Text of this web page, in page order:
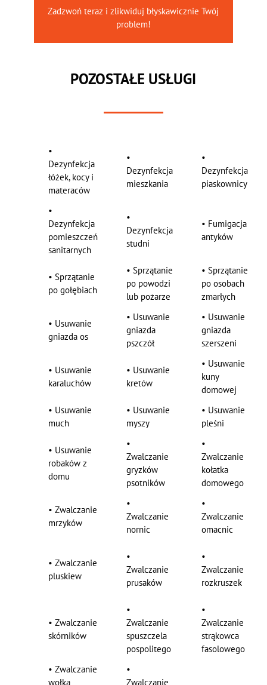
Zadzwoń teraz i zlikwiduj błyskawicznie Twój
problem!
POZOSTAŁE USŁUGI
•
Dezynfekcja
łóżek, kocy i
materaców
•
Dezynfekcja
mieszkania
•
Dezynfekcja
piaskownicy
•
Dezynfekcja
pomieszczeń
sanitarnych
•
Dezynfekcja
studni
• Fumigacja
antyków
• Sprzątanie
po gołębiach
• Sprzątanie
po powodzi
lub pożarze
• Sprzątanie
po osobach
zmarłych
• Usuwanie
gniazda os
• Usuwanie
gniazda
pszczół
• Usuwanie
gniazda
szerszeni
• Usuwanie
karaluchów
• Usuwanie
kretów
• Usuwanie
kuny
domowej
• Usuwanie
much
• Usuwanie
myszy
• Usuwanie
pleśni
• Usuwanie
robaków z
domu
•
Zwalczanie
gryzków
psotników
•
Zwalczanie
kołatka
domowego
• Zwalczanie
mrzyków
•
Zwalczanie
nornic
•
Zwalczanie
omacnic
• Zwalczanie
pluskiew
•
Zwalczanie
prusaków
•
Zwalczanie
rozkruszek
• Zwalczanie
skórników
•
Zwalczanie
spuszczela
pospolitego
•
Zwalczanie
strąkowca
fasolowego
• Zwalczanie
wołka
•
Zwalczanie